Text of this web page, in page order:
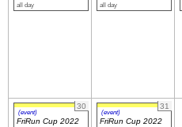
all day all day
30
(event)
FriRun Cup 2022
31
(event)
FriRun Cup 2022